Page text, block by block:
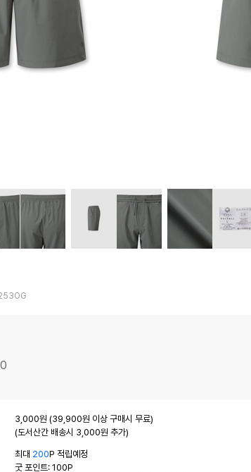
3,000원 (39,900원 이상 구매시 무료)
(도서산간 배송시 3,000원 추가)
최대 200P 적립예정
굿 포인트: 100P